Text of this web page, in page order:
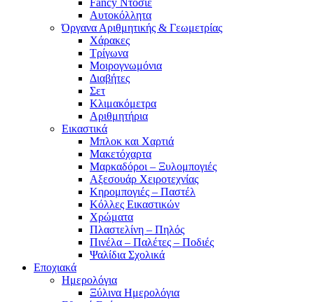
Αυτοκόλλητα
Όργανα Αριθμητικής & Γεωμετρίας
Χάρακες
Τρίγωνα
Mοιρογνωμόνια
Διαβήτες
Σετ
Κλιμακόμετρα
Αριθμητήρια
Εικαστικά
Μπλοκ και Χαρτιά
Μακετόχαρτα
Μαρκαδόροι – Ξυλομπογιές
Αξεσουάρ Χειροτεχνίας
Κηρομπογιές – Παστέλ
Κόλλες Εικαστικών
Χρώματα
Πλαστελίνη – Πηλός
Πινέλα – Παλέτες – Ποδιές
Ψαλίδια Σχολικά
Εποχιακά
Ημερολόγια
Ξύλινα Ημερολόγια